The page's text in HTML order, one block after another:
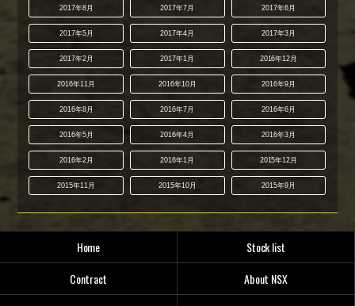
2017年8月 2017年7月 2017年6月
2017年5月 2017年4月 2017年3月
2017年2月 2017年1月 2016年12月
2016年11月 2016年10月 2016年9月
2016年8月 2016年7月 2016年6月
2016年5月 2016年4月 2016年3月
2016年2月 2016年1月 2015年12月
2015年11月 2015年10月 2015年9月
Home
Stock list
Contract
About NSX